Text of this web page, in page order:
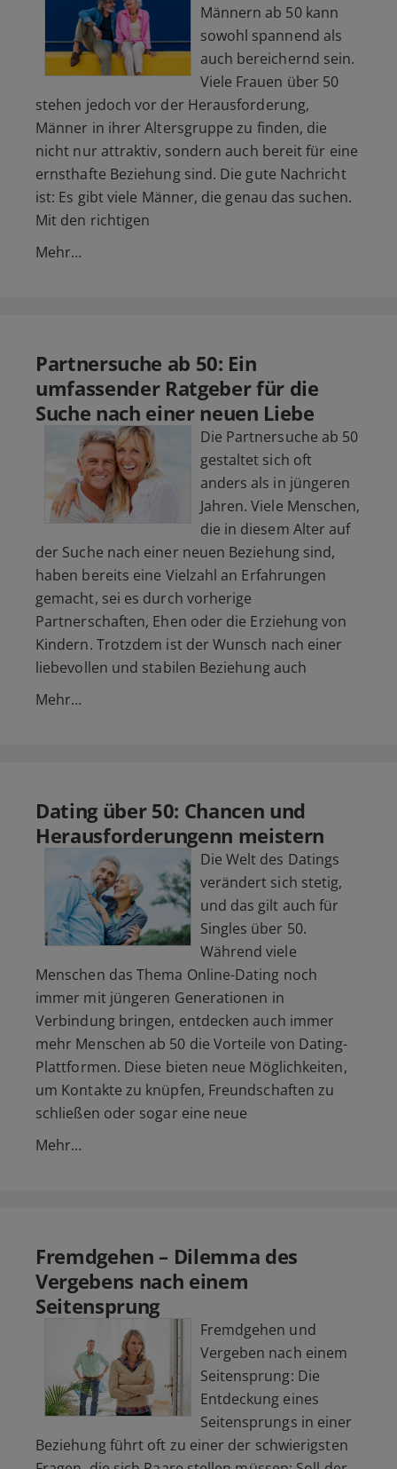
Männern ab 50 kann
sowohl spannend als
auch bereichernd sein.
Viele Frauen über 50
stehen jedoch vor der Herausforderung,
Männer in ihrer Altersgruppe zu finden, die
nicht nur attraktiv, sondern auch bereit für eine
ernsthafte Beziehung sind. Die gute Nachricht
ist: Es gibt viele Männer, die genau das suchen.
Mit den richtigen
Mehr…
Partnersuche ab 50: Ein
umfassender Ratgeber für die
Suche nach einer neuen Liebe
Die Partnersuche ab 50
gestaltet sich oft
anders als in jüngeren
Jahren. Viele Menschen,
die in diesem Alter auf
der Suche nach einer neuen Beziehung sind,
haben bereits eine Vielzahl an Erfahrungen
gemacht, sei es durch vorherige
Partnerschaften, Ehen oder die Erziehung von
Kindern. Trotzdem ist der Wunsch nach einer
liebevollen und stabilen Beziehung auch
Mehr…
Dating über 50: Chancen und
Herausforderungenn meistern
Die Welt des Datings
verändert sich stetig,
und das gilt auch für
Singles über 50.
Während viele
Menschen das Thema Online-Dating noch
immer mit jüngeren Generationen in
Verbindung bringen, entdecken auch immer
mehr Menschen ab 50 die Vorteile von Dating-
Plattformen. Diese bieten neue Möglichkeiten,
um Kontakte zu knüpfen, Freundschaften zu
schließen oder sogar eine neue
Mehr…
Fremdgehen – Dilemma des
Vergebens nach einem
Seitensprung
Fremdgehen und
Vergeben nach einem
Seitensprung: Die
Entdeckung eines
Seitensprungs in einer
Beziehung führt oft zu einer der schwierigsten